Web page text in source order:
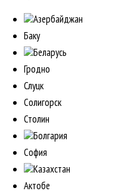
Азербайджан
Баку
Беларусь
Гродно
Слуцк
Солигорск
Столин
Болгария
София
Казахстан
Актобе